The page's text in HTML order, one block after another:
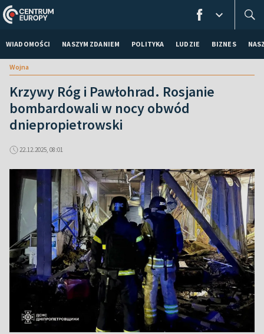
WIADOMOŚCI NASZYM ZDANIEM POLITYKA LUDZIE BIZNES
Wojna
Krzywy Róg i Pawłohrad. Rosjanie
bombardowali w nocy obwód
dniepropietrowski
22.12.2025, 08:01